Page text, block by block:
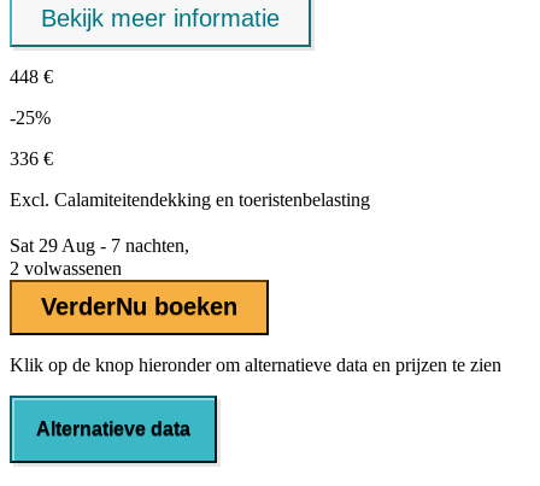
Bekijk meer informatie
448 €
-25%
336 €
Excl. Calamiteitendekking en toeristenbelasting
Sat 29 Aug - 7 nachten,
2 volwassenen
VerderNu boeken
Klik op de knop hieronder om alternatieve data en prijzen te zien
Alternatieve data